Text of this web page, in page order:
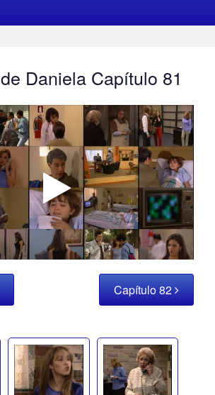
Daniela Capítulo 81
Capítulo 82